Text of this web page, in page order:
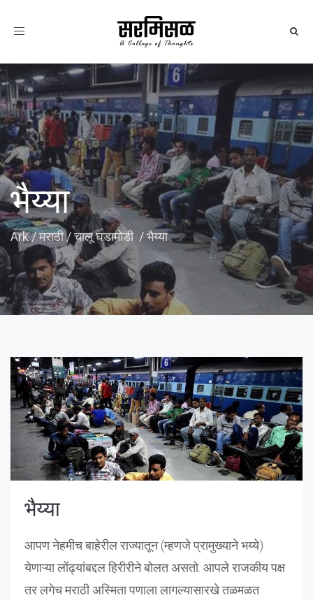
Toggle
भैय्या
Ark/मराठी/चालू घडामोडी /भैय्या
भैय्या
आपण नेहमीच बाहेरील राज्यातून (म्हणजे प्रामुख्याने भय्ये)
येणाऱ्या लोंढ्यांबद्दल हिरीरीने बोलत असतो. आपले राजकीय पक्ष
तर लगेच मराठी अस्मिता पणाला लागल्यासारखे तळमळत